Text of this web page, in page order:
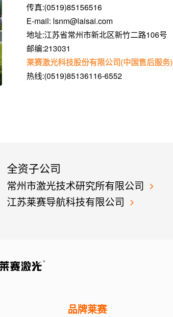
传真:(0519)85156516
E-mail: lsnm@laisai.com
地址:江苏省常州市新北区新竹二路106号
邮编:213031
莱赛激光科技股份有限公司(中国售后服务)
热线:(0519)85136116-6552
全资子公司
常州市激光技术研究所有限公司
江苏莱赛导航科技有限公司
品牌莱赛